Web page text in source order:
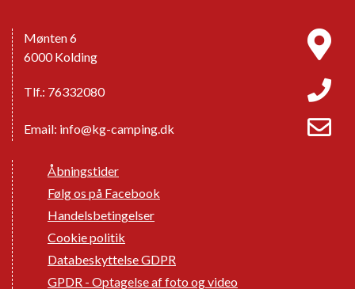
Mønten 6
6000 Kolding
Tlf.: 76332080
Email: info@kg-camping.dk
Åbningstider
Følg os på Facebook
Handelsbetingelser
Cookie politik
Databeskyttelse GDPR
GPDR - Optagelse af foto og video